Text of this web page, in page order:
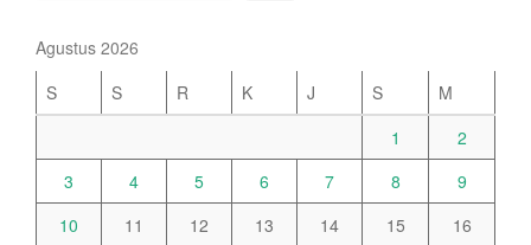
Agustus 2026
S
S R K J S
M
1
2
3
4 5 6 7 8
9
10
11 12 13 14 15
16